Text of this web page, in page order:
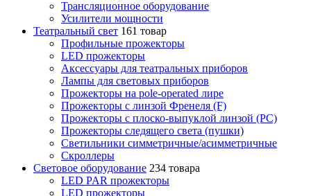
Трансляционное оборудование
Усилители мощности
Театральный свет 161 товар
Профильные прожекторы
LED прожекторы
Аксессуары для театральных приборов
Лампы для световых приборов
Прожекторы на pole-operated лире
Прожекторы с линзой Френеля (F)
Прожекторы с плоско-выпуклой линзой (PC)
Прожекторы следящего света (пушки)
Светильники симметричные/асимметричные
Скроллеры
Световое оборудование 234 товара
LED PAR прожекторы
LED прожекторы